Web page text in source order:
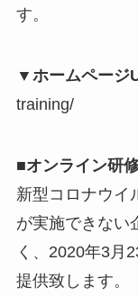
す。
▼ホームページ
training/
■オンライン研
新型コロナウイ
が実施できない
く、2020年3月
提供致します。